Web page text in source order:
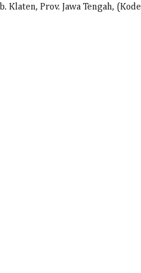
Klaten, Prov. Jawa Tengah, (Kode